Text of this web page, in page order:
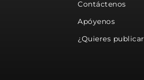
Contáctenos
Apóyenos
¿Quieres